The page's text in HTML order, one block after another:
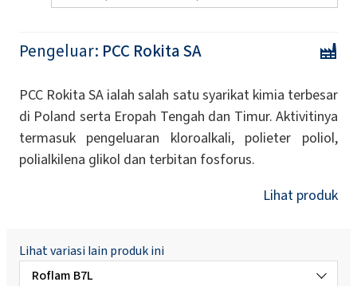
Pengeluar: PCC Rokita SA
PCC Rokita SA ialah salah satu syarikat kimia terbesar
di Poland serta Eropah Tengah dan Timur. Aktivitinya
termasuk pengeluaran kloroalkali, polieter poliol,
polialkilena glikol dan terbitan fosforus.
Lihat produk
Lihat variasi lain produk ini
Roflam B7L